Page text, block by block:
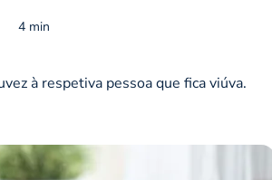
4 min
à respetiva pessoa que fica viúva.